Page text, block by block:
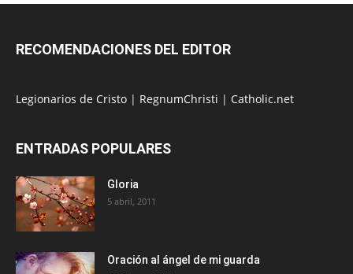
RECOMENDACIONES DEL EDITOR
Legionarios de Cristo | RegnumChristi | Catholic.net
ENTRADAS POPULARES
Gloria
5 abril, 2011
Oración al ángel de mi guarda